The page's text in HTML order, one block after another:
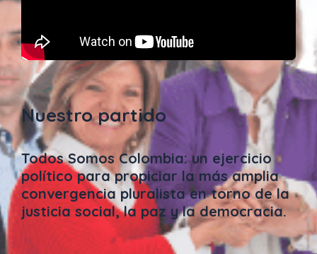
Nuestro partido
Todos Somos Colombia: un ejercicio
político para propiciar la más amplia
convergencia pluralista en torno de la
justicia social, la paz y la democracia.